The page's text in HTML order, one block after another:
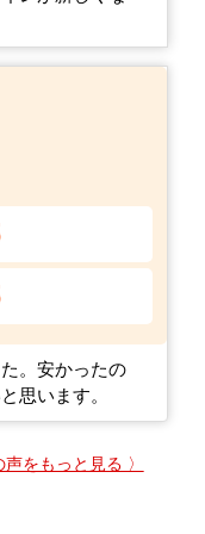
。安かったの
思います。
をもっと見る 〉